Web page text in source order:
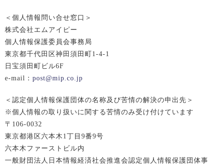
＜個人情報問い合せ窓口＞
株式会社エムアイピー
個人情報保護委員会事務局
東京都千代田区神田須田町1-4-1
日宝須田町ビル6F
e-mail： post@mip.co.jp
＜認定個人情報保護団体の名称及び苦情の解決の申出先＞
※個人情報の取り扱いに関する苦情のみ受け付けています
〒106-0032
東京都港区六本木1丁目9番9号
六本木ファーストビル内
一般財団法人日本情報経済社会推進会認定個人情報保護団体事